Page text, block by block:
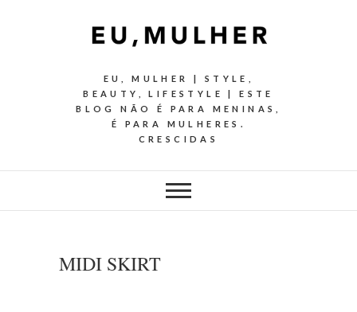
EU, MULHER | STYLE,
BEAUTY, LIFESTYLE | ESTE
BLOG NÃO É PARA MENINAS,
É PARA MULHERES.
CRESCIDAS
MIDI SKIRT